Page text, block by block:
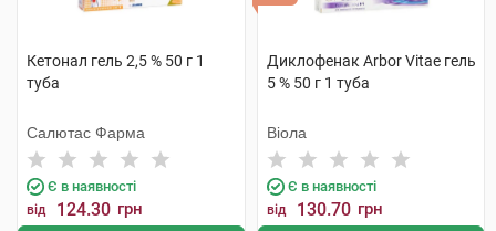
Кетонал гель 2,5 % 50 г 1
туба
Салютас Фарма
Є в наявності
від 124.30 грн
Диклофенак Arbor Vitae гель
5 % 50 г 1 туба
Віола
Є в наявності
від 130.70 грн